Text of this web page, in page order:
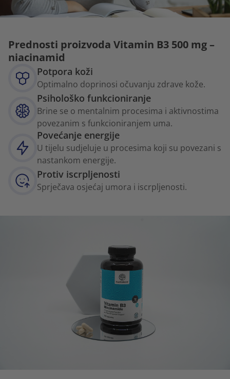
Prednosti proizvoda Vitamin B3 500 mg –
niacinamid
Potpora koži
Optimalno doprinosi očuvanju zdrave kože.
Psihološko funkcioniranje
Brine se o mentalnim procesima i aktivnostima
povezanim s funkcioniranjem uma.
Povećanje energije
U tijelu sudjeluje u procesima koji su povezani s
nastankom energije.
Protiv iscrpljenosti
Sprječava osjećaj umora i iscrpljenosti.